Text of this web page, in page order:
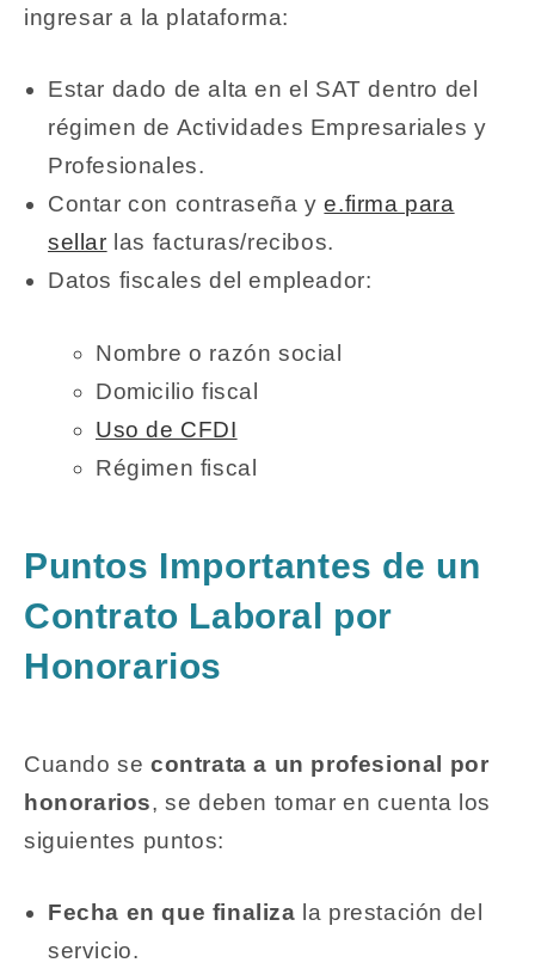
ingresar a la plataforma:
Estar dado de alta en el SAT dentro del
régimen de Actividades Empresariales y
Profesionales.
Contar con contraseña ye.firma para
sellar las facturas/recibos.
Datos fiscales del empleador:
Nombre o razón social
Domicilio fiscal
Uso de CFDI
Régimen fiscal
Puntos Importantes de un
Contrato Laboral por
Honorarios
Cuando se contrata a un profesional por
honorarios, se deben tomar en cuenta los
siguientes puntos:
Fecha en que finaliza la prestación del
servicio.